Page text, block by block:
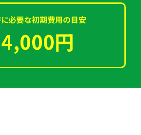
必要な初期費用の目安
円